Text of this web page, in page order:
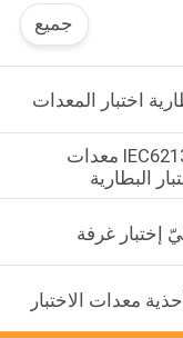
جميع
اختبار المعدات
IEC62133 معدات
البطارية
إختبار غرفة
معدات الاختبار